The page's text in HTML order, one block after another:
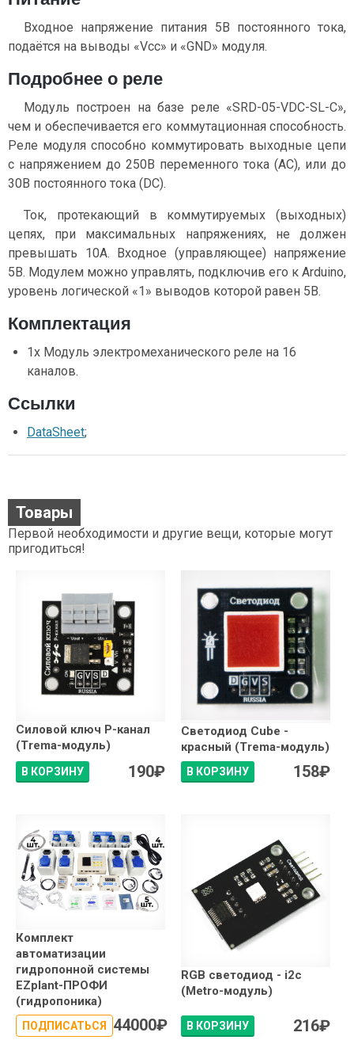
Входное напряжение питания 5В постоянного тока,
подаётся на выводы «Vcc» и «GND» модуля.
Подробнее о реле
Модуль построен на базе реле «SRD-05-VDC-SL-C»,
чем и обеспечивается его коммутационная способность.
Реле модуля способно коммутировать выходные цепи
с напряжением до 250В переменного тока (AC), или до
30В постоянного тока (DC).
Ток, протекающий в коммутируемых (выходных)
цепях, при максимальных напряжениях, не должен
превышать 10А. Входное (управляющее) напряжение
5В. Модулем можно управлять, подключив его к Arduino,
уровень логической «1» выводов которой равен 5В.
Комплектация
1x Модуль электромеханического реле на 16
каналов.
Ссылки
DataSheet;
Товары
Первой необходимости и другие вещи, которые могут
пригодиться!
Силовой ключ P-канал
(Trema-модуль)
В КОРЗИНУ 190₽
Светодиод Сube -
красный (Trema-модуль)
В КОРЗИНУ 158₽
Комплект
автоматизации
гидропонной системы
EZplant-ПРОФИ
(гидропоника)
ПОДПИСАТЬСЯ 44000₽
RGB светодиод - i2c
(Metro-модуль)
В КОРЗИНУ 216₽